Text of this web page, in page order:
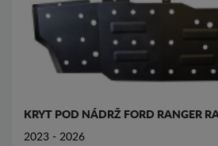
KRYT POD NÁDRŽ FORD RANGER
2023 - 2026